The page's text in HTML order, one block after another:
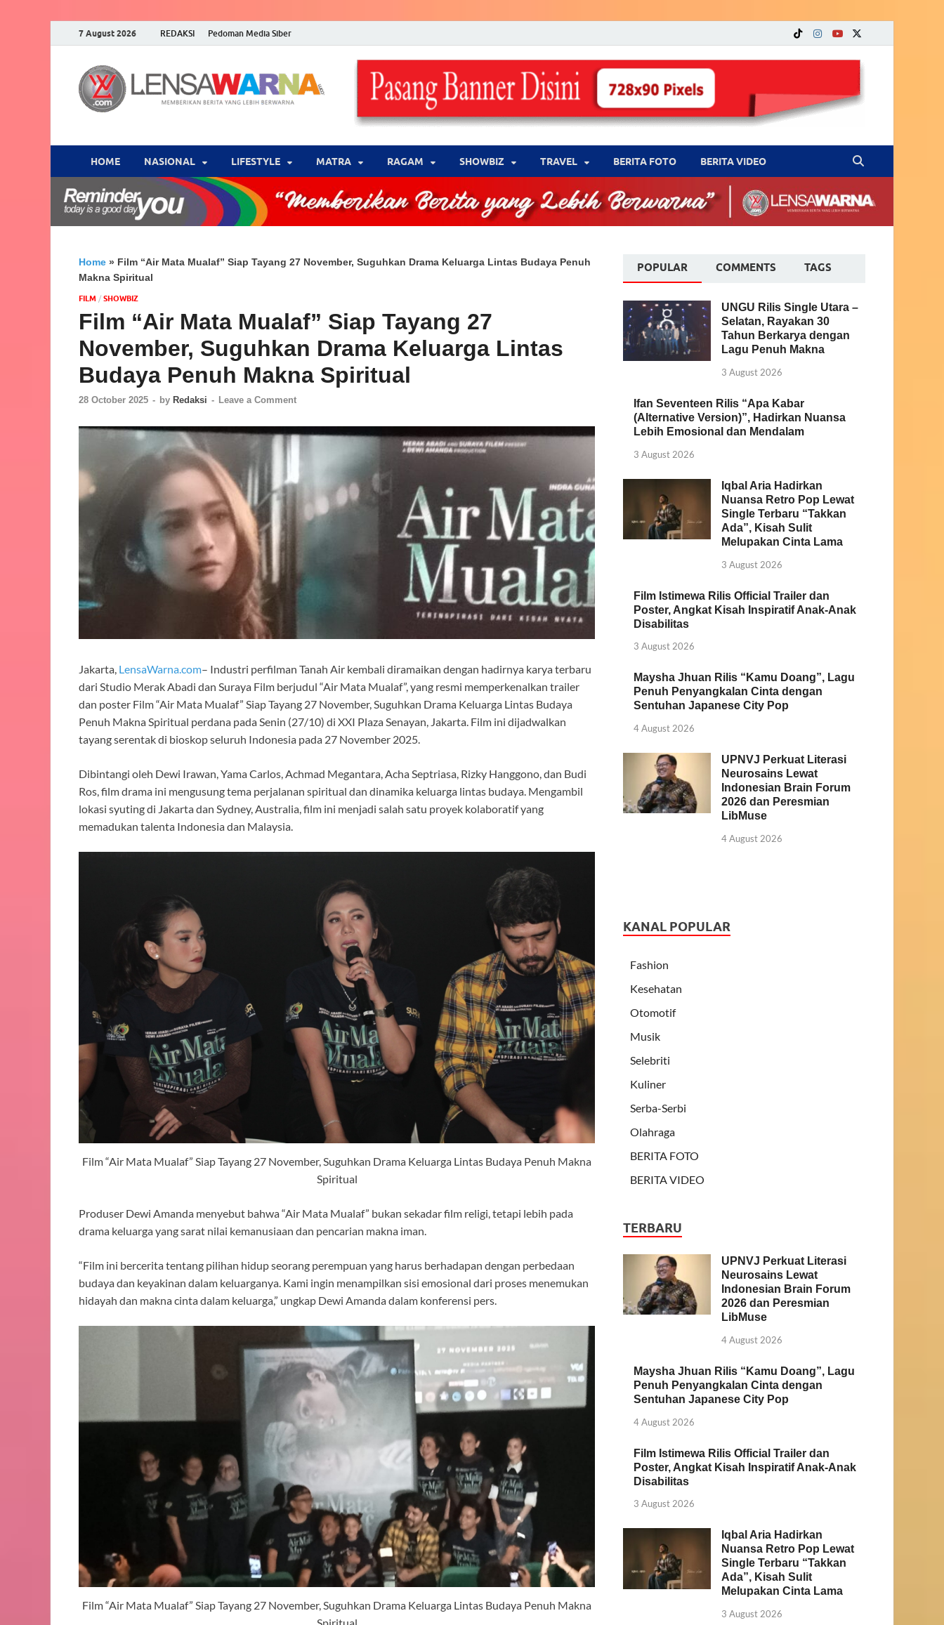
7 August 2026 REDAKSI Pedoman Media Siber
LENSA WARNA .com
Memberikan Berita yang Lebih Berwarna
HOME NASIONAL ‎LIFESTYLE MATRA ‎RAGAM ‎SHOWBIZ ‎TRAVEL BERITA FOTO BERITA VIDEO
Home » Film “Air Mata Mualaf” Siap Tayang 27 November, Suguhkan Drama Keluarga Lintas Budaya Penuh
Makna Spiritual
FILM / ‎SHOWBIZ
Film “Air Mata Mualaf” Siap Tayang 27
November, Suguhkan Drama Keluarga Lintas
Budaya Penuh Makna Spiritual
28 October 2025 - by Redaksi - Leave a Comment
Jakarta, LensaWarna.com– Industri perfilman Tanah Air kembali diramaikan dengan hadirnya karya terbaru
dari Studio Merak Abadi dan Suraya Film berjudul “Air Mata Mualaf”, yang resmi memperkenalkan trailer
dan poster Film “Air Mata Mualaf” Siap Tayang 27 November, Suguhkan Drama Keluarga Lintas Budaya
Penuh Makna Spiritual perdana pada Senin (27/10) di XXI Plaza Senayan, Jakarta. Film ini dijadwalkan
tayang serentak di bioskop seluruh Indonesia pada 27 November 2025.
Dibintangi oleh Dewi Irawan, Yama Carlos, Achmad Megantara, Acha Septriasa, Rizky Hanggono, dan Budi
Ros, film drama ini mengusung tema perjalanan spiritual dan dinamika keluarga lintas budaya. Mengambil
lokasi syuting di Jakarta dan Sydney, Australia, film ini menjadi salah satu proyek kolaboratif yang
memadukan talenta Indonesia dan Malaysia.
Film “Air Mata Mualaf” Siap Tayang 27 November, Suguhkan Drama Keluarga Lintas Budaya Penuh Makna
Spiritual
Produser Dewi Amanda menyebut bahwa “Air Mata Mualaf” bukan sekadar film religi, tetapi lebih pada
drama keluarga yang sarat nilai kemanusiaan dan pencarian makna iman.
“Film ini bercerita tentang pilihan hidup seorang perempuan yang harus berhadapan dengan perbedaan
budaya dan keyakinan dalam keluarganya. Kami ingin menampilkan sisi emosional dari proses menemukan
hidayah dan makna cinta dalam keluarga,” ungkap Dewi Amanda dalam konferensi pers.
Film “Air Mata Mualaf” Siap Tayang 27 November, Suguhkan Drama Keluarga Lintas Budaya Penuh Makna
POPULAR COMMENTS TAGS
UNGU Rilis Single Utara –
Selatan, Rayakan 30
Tahun Berkarya dengan
Lagu Penuh Makna
3 August 2026
Ifan Seventeen Rilis “Apa Kabar
(Alternative Version)”, Hadirkan Nuansa
Lebih Emosional dan Mendalam
3 August 2026
Iqbal Aria Hadirkan
Nuansa Retro Pop Lewat
Single Terbaru “Takkan
Ada”, Kisah Sulit
Melupakan Cinta Lama
3 August 2026
Film Istimewa Rilis Official Trailer dan
Poster, Angkat Kisah Inspiratif Anak-Anak
Disabilitas
3 August 2026
Maysha Jhuan Rilis “Kamu Doang”, Lagu
Penuh Penyangkalan Cinta dengan
Sentuhan Japanese City Pop
4 August 2026
UPNVJ Perkuat Literasi
Neurosains Lewat
Indonesian Brain Forum
2026 dan Peresmian
LibMuse
4 August 2026
KANAL POPULAR
Fashion
Kesehatan
Otomotif
Musik
Selebriti
Kuliner
Serba-Serbi
Olahraga
BERITA FOTO
BERITA VIDEO
TERBARU
UPNVJ Perkuat Literasi
Neurosains Lewat
Indonesian Brain Forum
2026 dan Peresmian
LibMuse
4 August 2026
Maysha Jhuan Rilis “Kamu Doang”, Lagu
Penuh Penyangkalan Cinta dengan
Sentuhan Japanese City Pop
4 August 2026
Film Istimewa Rilis Official Trailer dan
Poster, Angkat Kisah Inspiratif Anak-Anak
Disabilitas
3 August 2026
Iqbal Aria Hadirkan
Nuansa Retro Pop Lewat
Single Terbaru “Takkan
Ada”, Kisah Sulit
Melupakan Cinta Lama
3 August 2026